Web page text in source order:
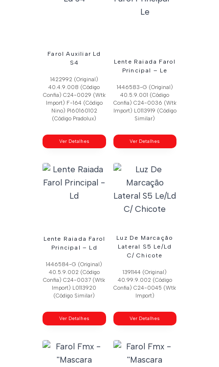
Farol Auxiliar Ld
S4
1422992 (Original)
40.4.9.008 (Código
Confia) C24-0029 (Wtk
Import) F-164 (Código
Nino) Pl60160102
(Código Pradolux)
Ver Detalhes
Lente Raiada Farol
Principal – Le
1446583-G (Original)
40.5.9.001 (Código
Confia) C24-0036 (Wtk
Import) L0113919 (Código
Similar)
Ver Detalhes
Lente Raiada Farol
Principal – Ld
1446584-G (Original)
40.5.9.002 (Código
Confia) C24-0037 (Wtk
Import) L0113920
(Código Similar)
Ver Detalhes
Luz De Marcação
Lateral S5 Le/Ld
C/ Chicote
1391144 (Original)
40.99.9.002 (Código
Confia) C24-0045 (Wtk
Import)
Ver Detalhes